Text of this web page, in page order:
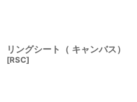
リングシート（ キャンバス）
[RSC]